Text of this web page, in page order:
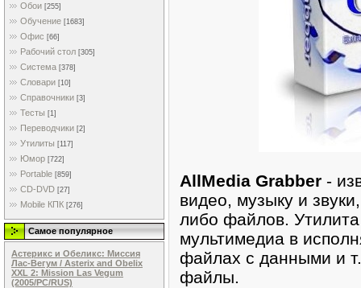
Обои [255]
Обучение [1683]
Офис [66]
Рабочий стол [305]
Система [378]
Словари [10]
Справочники [3]
Тесты [1]
Переводчики [2]
Утилиты [117]
Юмор [722]
Portable [859]
CD-DVD [27]
Mobile КПК [276]
Самое популярное
Астерикс и Обеликс: Миссия
Лас-Вегум / Asterix and Obelix
XXL 2: Mission Las Vegum
(2005/PC/RUS)
AllMedia Grabber -
видeo, музыку и
либo фaйлов.
мультимедиа в
файлах с дaнными и
файлы.